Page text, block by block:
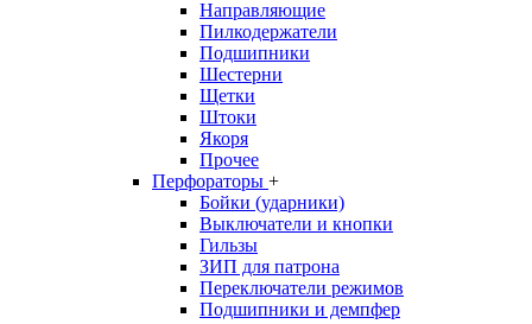
Направляющие
Пилкодержатели
Подшипники
Шестерни
Щетки
Штоки
Якоря
Прочее
Перфораторы +
Бойки (ударники)
Выключатели и кнопки
Гильзы
ЗИП для патрона
Переключатели режимов
Подшипники и демпфер